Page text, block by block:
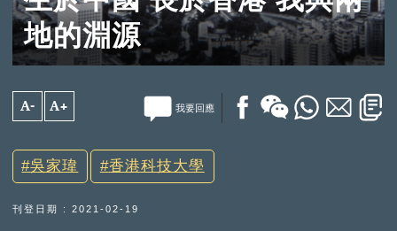
地的淵源
A- A+ 我要回應
吳家瑋 香港科技大學
刊登日期 : 2021-02-19